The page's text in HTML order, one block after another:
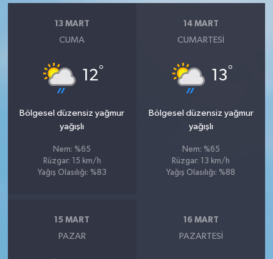
13 MART
CUMA
12°
Bölgesel düzensiz yağmur
yağışlı
Nem: %65
Rüzgar: 15 km/h
Yağış Olasılığı: %83
14 MART
CUMARTESI
13°
Bölgesel düzensiz yağmur
yağışlı
Nem: %65
Rüzgar: 13 km/h
Yağış Olasılığı: %88
15 MART
PAZAR
16 MART
PAZARTESI